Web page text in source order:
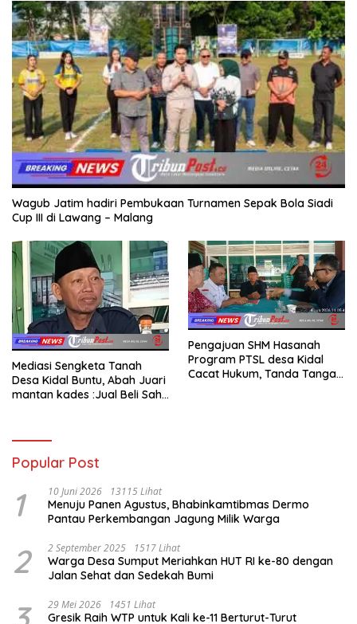
Wagub Jatim hadiri Pembukaan Turnamen Sepak Bola Siadi
Cup III di Lawang – Malang
Mediasi Sengketa Tanah
Desa Kidal Buntu, Abah Juari
mantan kades :Jual Beli Sah,
Membatalkan Hak Warga.
Pengajuan SHM Hasanah
Program PTSL desa Kidal
Cacat Hukum, Tanda Tangan
Popular Post
1 10 Juni 2026 13115 Lihat
Menuju Panen Agustus, Bhabinkamtibmas Dermo
Pantau Perkembangan Jagung Milik Warga
2 2 September 2025 1517 Lihat
Warga Desa Sumput Meriahkan HUT RI ke-80 dengan
Jalan Sehat dan Sedekah Bumi ‎
29 Mei 2026 1451 Lihat
Gresik Raih WTP untuk Kali ke-11 Berturut-Turut